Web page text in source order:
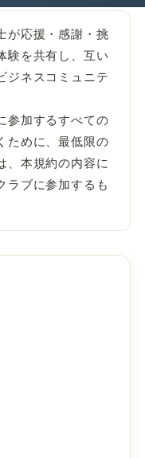
が応援・感謝・挑
験を共有し、互い
ジネスコミュニテ
参加するすべての
ために、最低限の
、本規約の内容に
ラブに参加するも